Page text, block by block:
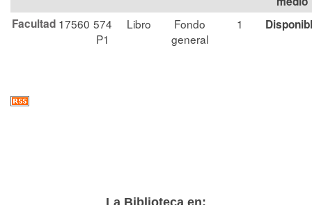
Facultad 17560 574
P1
Libro
Fondo
general
1
La Biblioteca en: